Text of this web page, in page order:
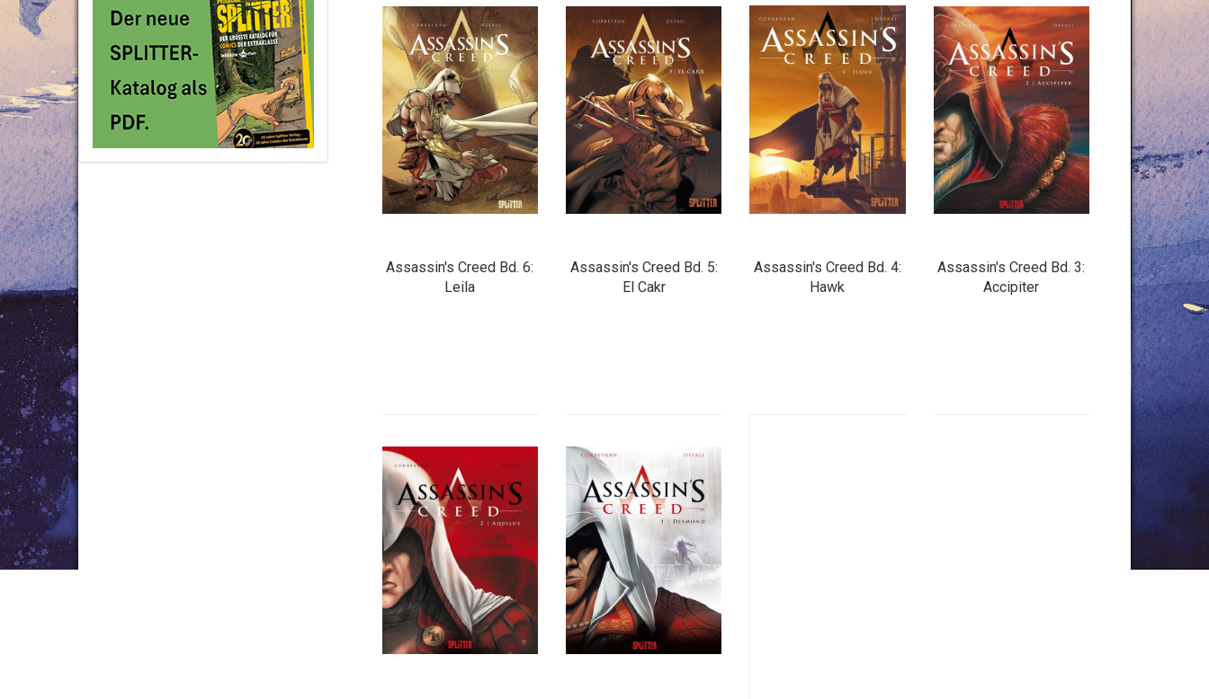
Assassin's Creed Bd. 6:
Leila
Assassin's Creed Bd. 5:
El Cakr
Assassin's Creed Bd. 4:
Hawk
Assassin's Creed Bd. 3:
Accipiter